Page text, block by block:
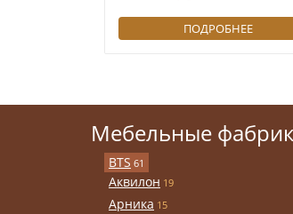
ПОДРОБНЕЕ
Мебельные
BTS 61
Аквилон 19
Арника 15